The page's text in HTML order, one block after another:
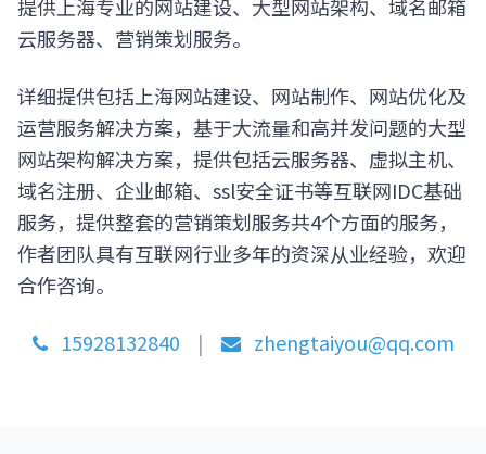
提供上海专业的网站建设、大型网站架构、域名邮箱
云服务器、营销策划服务。
详细提供包括上海网站建设、网站制作、网站优化及
运营服务解决方案，基于大流量和高并发问题的大型
网站架构解决方案，提供包括云服务器、虚拟主机、
域名注册、企业邮箱、ssl安全证书等互联网IDC基础
服务，提供整套的营销策划服务共4个方面的服务，
作者团队具有互联网行业多年的资深从业经验，欢迎
合作咨询。
15928132840 | zhengtaiyou@qq.com